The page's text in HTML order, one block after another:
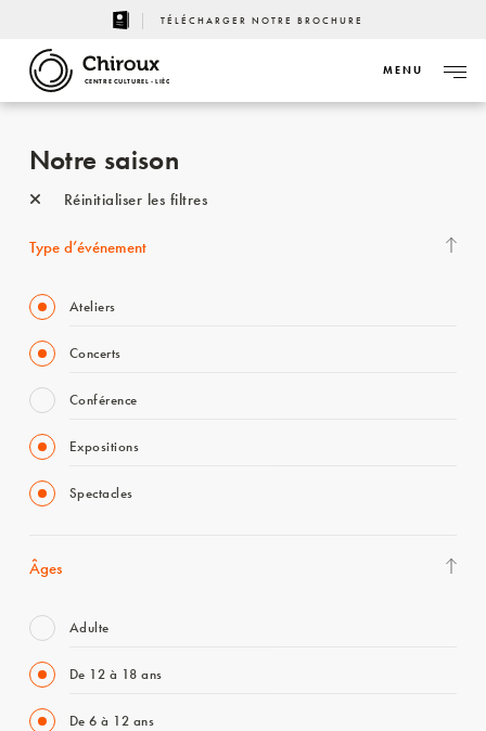
TÉLÉCHARGER NOTRE BROCHURE
CENTRE CULTUREL - LIÈGE
MENU
Notre saison
Réinitialiser les filtres
Type d’événement
Ateliers
Concerts
Conférence
Expositions
Spectacles
Âges
Adulte
De 12 à 18 ans
De 6 à 12 ans